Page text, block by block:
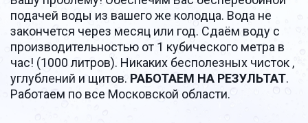
подачей воды из вашего же колодца. Вода не
закончется через месяц или год. Сдаём воду с
производительностью от 1 кубического метра в
час! (1000 литров). Никаких бесполезных чисток ,
углублений и щитов. РАБОТАЕМ НА РЕЗУЛЬТАТ.
Работаем по все Московской области.